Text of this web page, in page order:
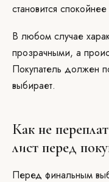
становится
В любом случае
прозрачными, а
Покупатель должен
выбирает.
Как не
лист перед
Перед финальным